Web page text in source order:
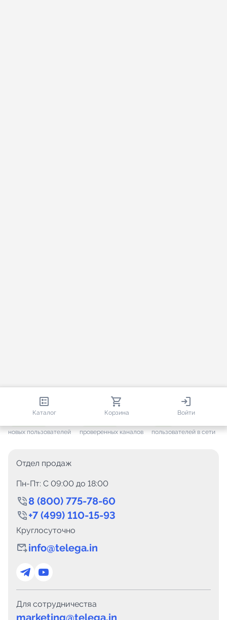
Каталог Корзина Войти
813 247
новых пользователей проверенных каналов пользователей в сети
Отдел продаж
Пн-Пт: C 09:00 до 18:00
8 (800) 775-78-60
+7 (499) 110-15-93
Круглосуточно
info@telega.in
Для сотрудничества
marketing@telega.in